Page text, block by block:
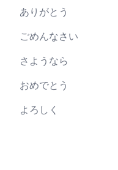
ありがとう
ごめんなさい
さようなら
おめでとう
よろしく